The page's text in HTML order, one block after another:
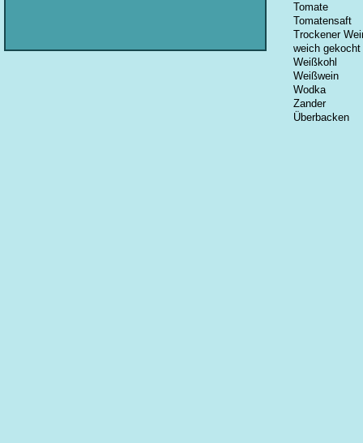
Tomate
Tomatensaft
Trockener
weich gekocht
Weißkohl
Weißwein
Wodka
Zander
Überbacken